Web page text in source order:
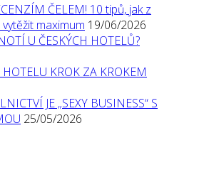
ČELEM! 10 tipů, jak z
maximum 19/06/2026
U ČESKÝCH HOTELŮ?
KROK ZA KROKEM
JE „SEXY BUSINESS“ S
25/05/2026